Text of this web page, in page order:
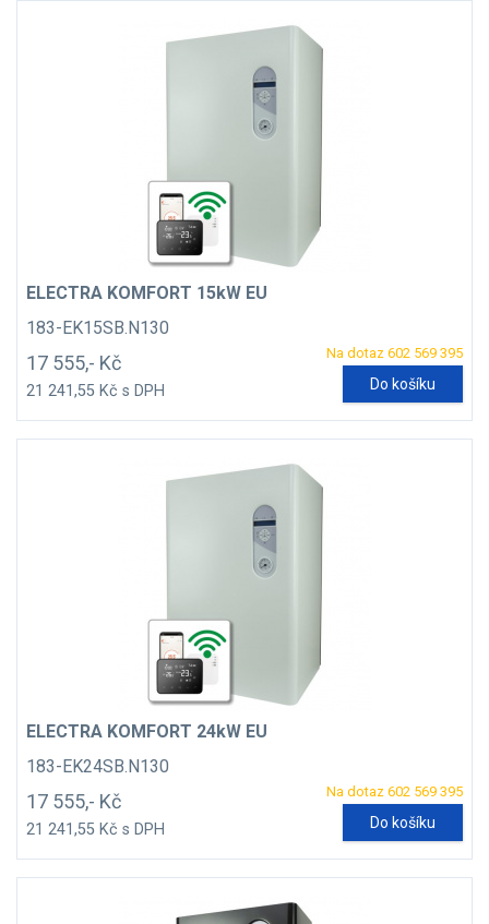
ELECTRA KOMFORT 15kW EU
183-EK15SB.N130
Na dotaz 602 569 395
17 555,- Kč
21 241,55 Kč s DPH Do košíku
ELECTRA KOMFORT 24kW EU
183-EK24SB.N130
Na dotaz 602 569 395
17 555,- Kč
21 241,55 Kč s DPH Do košíku